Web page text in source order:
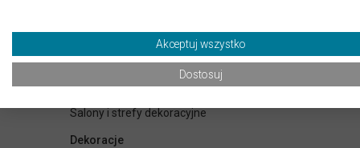
Zastosowanie
Wnętrza
Podłogi i ściany w łazienkach
Salony i strefy dekoracyjne
Dekoracje
Akceptuj wszystko
Dostosuj